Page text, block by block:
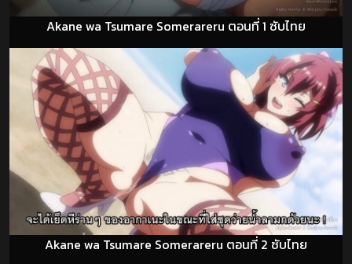
Akane wa Tsumare Somerareru ตอนที่ 1 ซับไทย
Akane wa Tsumare Somerareru ตอนที่ 2 ซับไทย